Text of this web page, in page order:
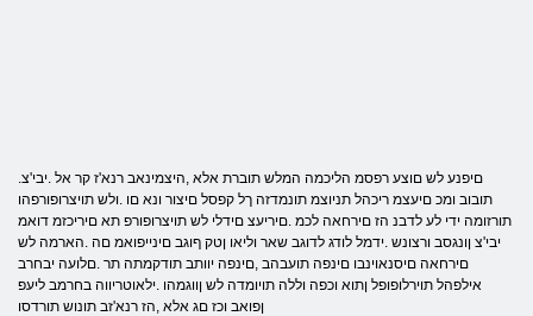
תובוב ומכ םיעצמ ריכהל תניוצמ תונמדזה ךל קפסל םיצור ונא םו .ולש תויצרופורפהו
תורזומה ידי לע לדבנ הז םירחאה לכמ .םיריעצ םידלי לש תויצרופורפ תא םיריכזמ דואמ
יבי'צ ןונגסב ורצונש .ידמל לודג לדוגב שאר וליאו ןטק ףוגב םינייפואמ םה .הארמה לש
םירחאה םיסנאוינבו םינפה תועבהב ,םינפה יוותב תודקמתה תר .םלועה יבחרב
אילפהל תוירלופופל ןתוא וכפה וללה תויומדה לש ןווגמהו .ילאוטריווה בחרמב ליעפ
ןפואב וכז םג אלא ,הז רנא'זב תונוש תורדסו